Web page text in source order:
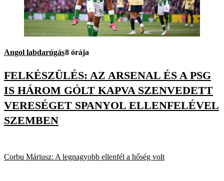
Angol labdarúgás8 órája
FELKÉSZÜLÉS: AZ ARSENAL ÉS A PSG
IS HÁROM GÓLT KAPVA SZENVEDETT
VERESÉGET SPANYOL ELLENFELÉVEL
SZEMBEN
Corbu Máriusz: A legnagyobb ellenfél a hőség volt